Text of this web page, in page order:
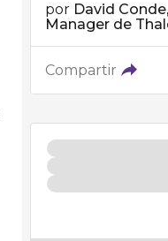
por David
Manager de
Compartir